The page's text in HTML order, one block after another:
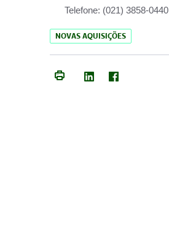
Telefone: (021) 3858-0440
NOVAS AQUISIÇÕES